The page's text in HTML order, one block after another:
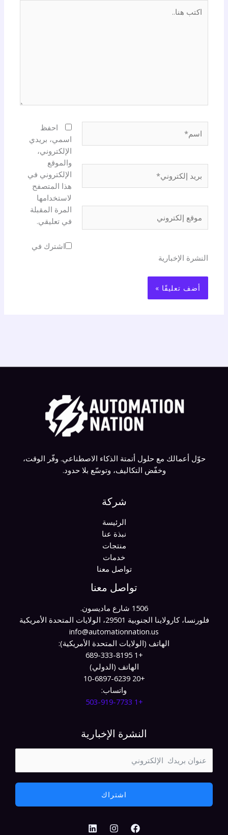
هنا..
إلكتروني*
إلكتروني
احفظ
اسمي، بريدي
الإلكتروني،
والموقع
الإلكتروني في
هذا المتصفح
لاستخدامها
المرة المقبلة
في تعليقي.
اشترك في
النشرة الإخبارية
حوّل أعمالك مع حلول أتمتة الذكاء الاصطناعي. وفّر الوقت،
وخفّض التكاليف، وتوسّع بلا حدود.
شركة
الرئيسة
نبذة عنا
منتجات
خدمات
تواصل معنا
تواصل معنا
1506 شارع ماديسون.
فلورنسا، كارولاينا الجنوبية 29501، الولايات المتحدة الأمريكية
info@automationnation.us​​
الهاتف (الولايات المتحدة الأمريكية):
+1 689-333-8195
الهاتف (الدولي)
+20 10-6897-6239
واتساب:
+1 503-919-7733​
النشرة الإخبارية
اشتراك